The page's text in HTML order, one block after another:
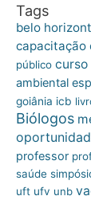
Tags
belo
capacitação
público curso
ambiental
goiânia icb
Biólogos
professor
saúde
uft ufv unb